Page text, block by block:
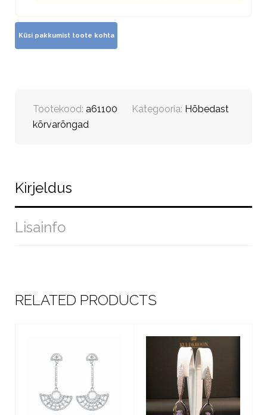
Tootekood: a61100 Kategooria: Hõbedast
kõrvarõngad
Kirjeldus
Lisainfo
RELATED PRODUCTS